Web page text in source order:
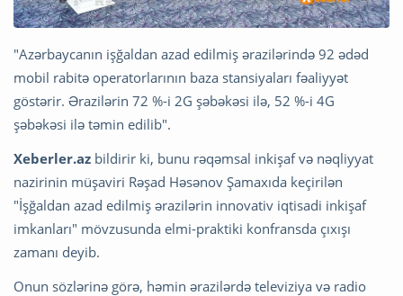
"Azərbaycanın işğaldan azad edilmiş ərazilərində 92 ədəd
mobil rabitə operatorlarının baza stansiyaları fəaliyyət
göstərir. Ərazilərin 72 %-i 2G şəbəkəsi ilə, 52 %-i 4G
şəbəkəsi ilə təmin edilib".
Xeberler.az bildirir ki, bunu rəqəmsal inkişaf və nəqliyyat
nazirinin müşaviri Rəşad Həsənov Şamaxıda keçirilən
"İşğaldan azad edilmiş ərazilərin innovativ iqtisadi inkişaf
imkanları" mövzusunda elmi-praktiki konfransda çıxışı
zamanı deyib.
Onun sözlərinə görə, həmin ərazilərdə televiziya və radio